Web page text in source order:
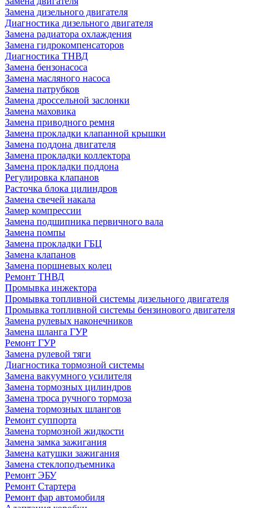
Замена дизельного двигателя
Диагностика дизельного двигателя
Замена радиатора охлаждения
Замена гидрокомпенсаторов
Диагностика ТНВД
Замена бензонасоса
Замена масляного насоса
Замена патрубков
Замена дроссельной заслонки
Замена маховика
Замена приводного ремня
Замена прокладки клапанной крышки
Замена поддона двигателя
Замена прокладки коллектора
Замена прокладки поддона
Регулировка клапанов
Расточка блока цилиндров
Замена свечей накала
Замер компрессии
Замена подшипника первичного вала
Замена помпы
Замена прокладки ГБЦ
Замена клапанов
Замена поршневых колец
Ремонт ТНВД
Промывка инжектора
Промывка топливной системы дизельного двигателя
Промывка топливной системы бензинового двигателя
Замена рулевых наконечников
Замена шланга ГУР
Ремонт ГУР
Замена рулевой тяги
Диагностика тормозной системы
Замена вакуумного усилителя
Замена тормозных цилиндров
Замена троса ручного тормоза
Замена тормозных шлангов
Ремонт суппорта
Замена тормозной жидкости
Замена замка зажигания
Замена катушки зажигания
Замена стеклоподъемника
Ремонт ЭБУ
Ремонт Стартера
Ремонт фар автомобиля